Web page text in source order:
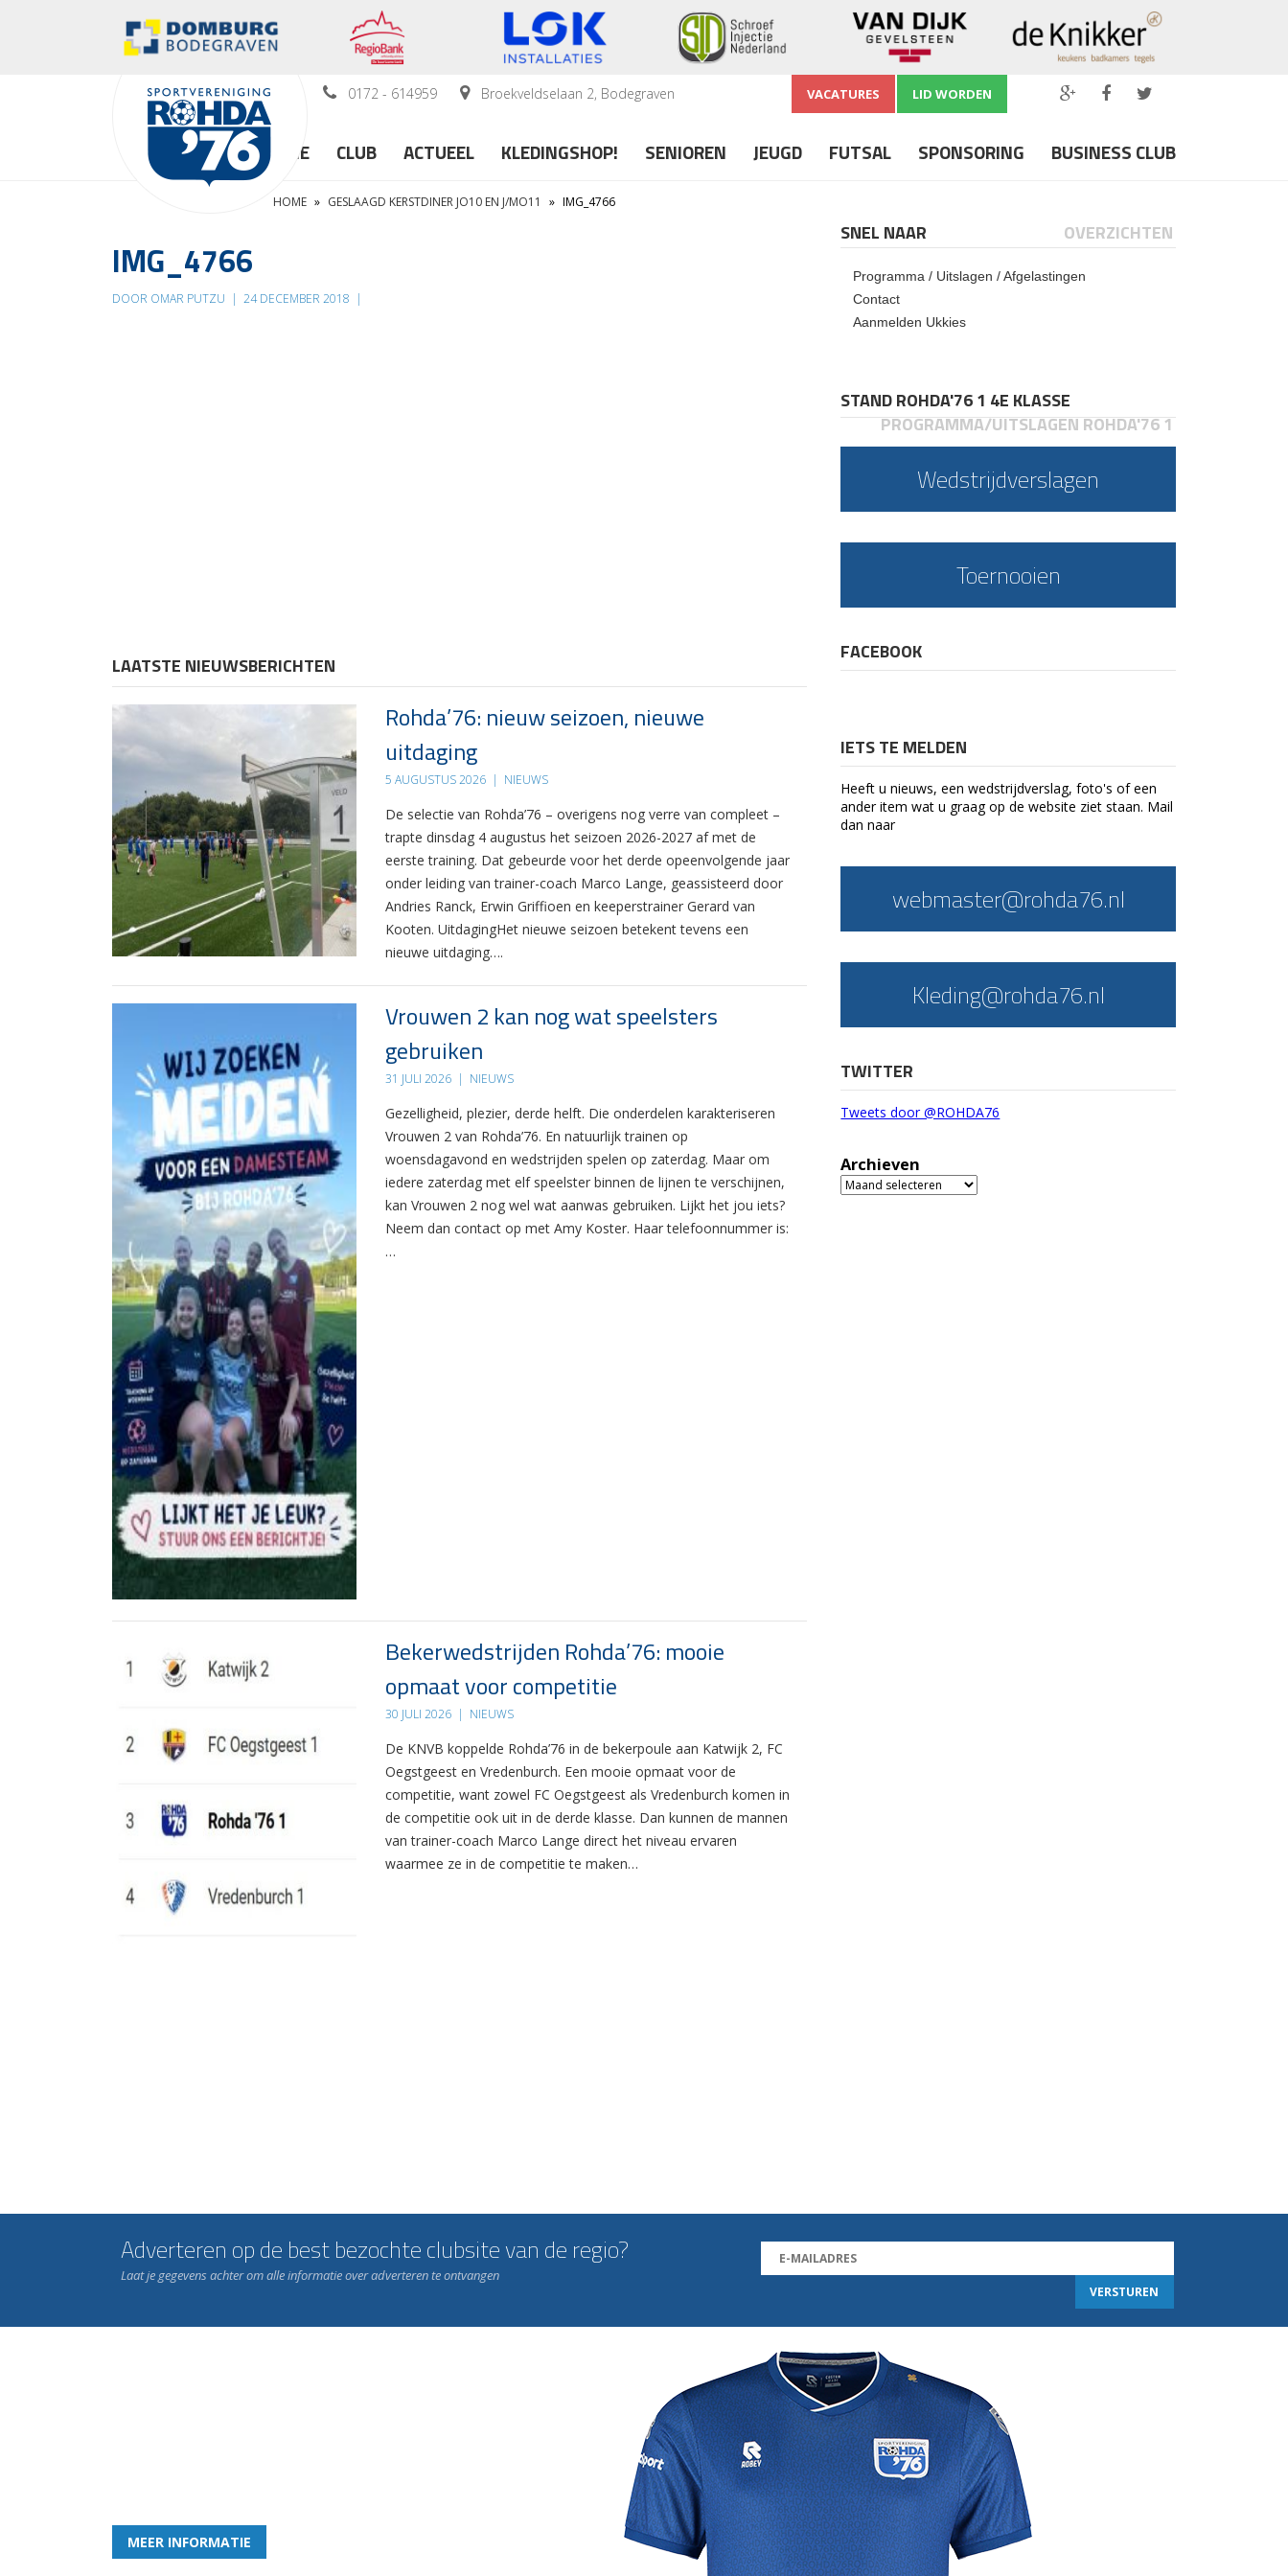
0172 - 614959 Broekveldselaan 2, Bodegraven VACATURES LID WORDEN
HOME CLUB ACTUEEL KLEDINGSHOP! SENIOREN JEUGD FUTSAL SPONSORING BUSINESS CLUB
HOME » GESLAAGD KERSTDINER JO10 EN J/MO11 » IMG_4766
IMG_4766
DOOR OMAR PUTZU | 24 DECEMBER 2018 |
LAATSTE NIEUWSBERICHTEN
Rohda’76: nieuw seizoen, nieuwe
uitdaging
5 AUGUSTUS 2026 | NIEUWS
De selectie van Rohda’76 – overigens nog verre van compleet –
trapte dinsdag 4 augustus het seizoen 2026-2027 af met de
eerste training. Dat gebeurde voor het derde opeenvolgende jaar
onder leiding van trainer-coach Marco Lange, geassisteerd door
Andries Ranck, Erwin Griffioen en keeperstrainer Gerard van
Kooten. UitdagingHet nieuwe seizoen betekent tevens een
nieuwe uitdaging….
Vrouwen 2 kan nog wat speelsters
gebruiken
31 JULI 2026 | NIEUWS
Gezelligheid, plezier, derde helft. Die onderdelen karakteriseren
Vrouwen 2 van Rohda’76. En natuurlijk trainen op
woensdagavond en wedstrijden spelen op zaterdag. Maar om
iedere zaterdag met elf speelster binnen de lijnen te verschijnen,
kan Vrouwen 2 nog wel wat aanwas gebruiken. Lijkt het jou iets?
Neem dan contact op met Amy Koster. Haar telefoonnummer is:
…
Bekerwedstrijden Rohda’76: mooie
opmaat voor competitie
30 JULI 2026 | NIEUWS
De KNVB koppelde Rohda’76 in de bekerpoule aan Katwijk 2, FC
Oegstgeest en Vredenburch. Een mooie opmaat voor de
competitie, want zowel FC Oegstgeest als Vredenburch komen in
de competitie ook uit in de derde klasse. Dan kunnen de mannen
van trainer-coach Marco Lange direct het niveau ervaren
waarmee ze in de competitie te maken…
SNEL NAAR OVERZICHTEN
Programma / Uitslagen / Afgelastingen
Contact
Aanmelden Ukkies
STAND ROHDA'76 1 4E KLASSE
PROGRAMMA/UITSLAGEN ROHDA'76 1
Wedstrijdverslagen
Toernooien
FACEBOOK
IETS TE MELDEN
Heeft u nieuws, een wedstrijdverslag, foto's of een
ander item wat u graag op de website ziet staan. Mail
dan naar
webmaster@rohda76.nl
Kleding@rohda76.nl
TWITTER
Tweets door @ROHDA76
Archieven
Archieven
Adverteren op de best bezochte clubsite van de regio?
Laat je gegevens achter om alle informatie over adverteren te ontvangen
MEER INFORMATIE